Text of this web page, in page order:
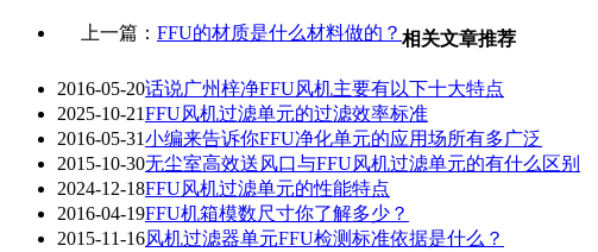
上一篇： FFU的材质是什么材料做的？ 相关文章推荐
2016-05-20话说广州梓净FFU风机主要有以下十大特点
2025-10-21FFU风机过滤单元的过滤效率标准
2016-05-31小编来告诉你FFU净化单元的应用场所有多广泛
2015-10-30无尘室高效送风口与FFU风机过滤单元的有什么区别
2024-12-18FFU风机过滤单元的性能特点
2016-04-19FFU机箱模数尺寸你了解多少？
2015-11-16风机过滤器单元FFU检测标准依据是什么？